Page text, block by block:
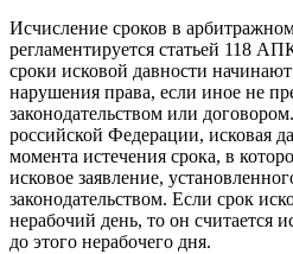
Исчисление сроков в
регламентируется статьей 118
сроки исковой давности
нарушения права, если иное не
законодательством или
российской Федерации, исковая
момента истечения срока, в
исковое заявление,
законодательством. Если срок
нерабочий день, то он считается
до этого нерабочего дня.